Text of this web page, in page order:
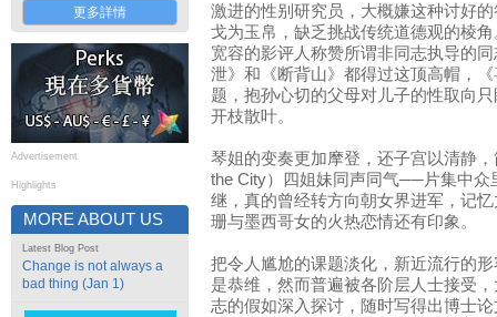
更多詳情
Advertisement
Highlights
MORE ABOUT US
Latest Blog Post
Change is not always a
bad thing (Jan 1)
激进的性别研究员，大概嫌这种讨好
戈为玉帛，缺乏挑战传统道德观的棱
宽容的影评人称赞所谓非同志执导的
泄》和《断背山》都得过这顶高帽，
题，抱孙心切的父母对儿子的性取向
开枝散叶。
琴姐的变奏更加摩登，还子宫以清静
the City）四姐妹同声同气──片集中众
继，真的曾经转方向朝女界进军，记
珊与墨西哥女的火热恋情还有印象。
把令人尴尬的课题淡化，新近流行的
是恭维，然而普遍被各阶层人士接受
志的假如深入探讨，随时写得出博士